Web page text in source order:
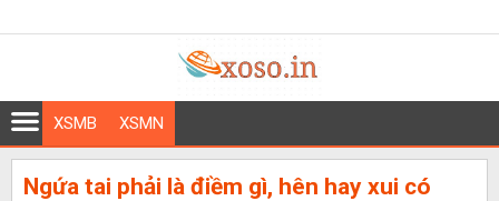
XSMB XSMN
Ngứa tai phải là điềm gì, hên hay xui có